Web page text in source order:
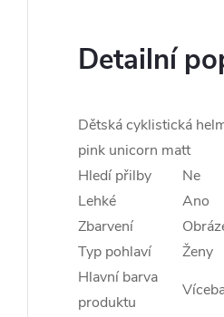
Detailní
Dětská cyklistická
pink unicorn matt
Hledí přilby
Ne
Lehké
Ano
Zbarvení
Typ pohlaví
Ženy
Hlavní barva
produktu